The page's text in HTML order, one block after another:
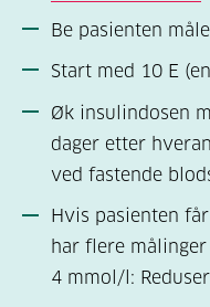
Be pasienten måle
Start med 10 E
Øk insulindosen
dager etter
ved fastende
Hvis pasienten får
har flere
4 mmol/l: